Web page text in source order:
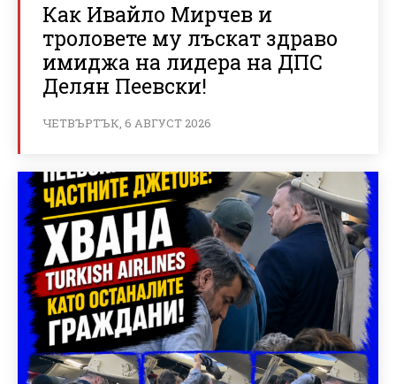
Как Ивайло Мирчев и
троловете му лъскат здраво
имиджа на лидера на ДПС
Делян Пеевски!
ЧЕТВЪРТЪК, 6 АВГУСТ 2026